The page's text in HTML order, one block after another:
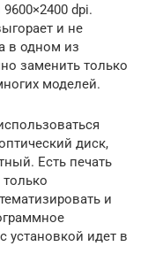
dpi.
и не
в одном из
заменить только
моделей.
диск,
Есть печать
и
установкой идет в